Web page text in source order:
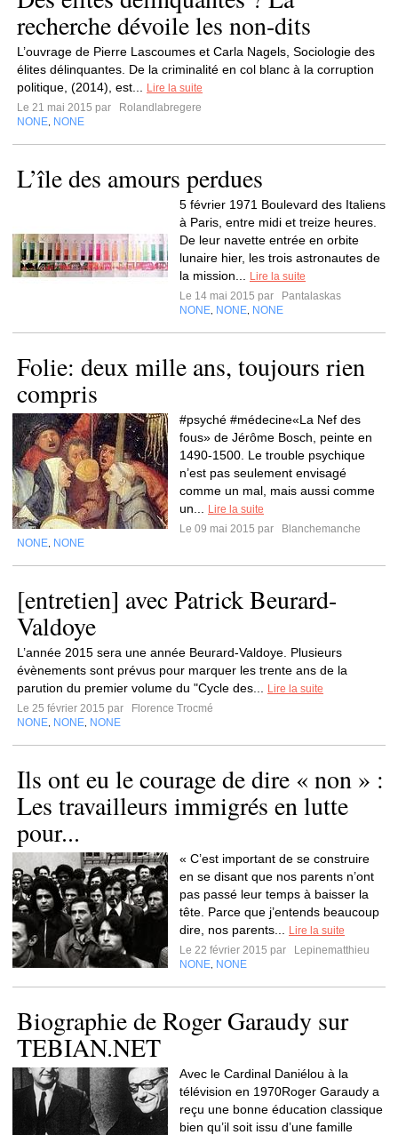
recherche dévoile les non-dits
L’ouvrage de Pierre Lascoumes et Carla Nagels, Sociologie des
élites délinquantes. De la criminalité en col blanc à la corruption
politique, (2014), est...
Lire la suite
Le 21 mai 2015 par
Rolandlabregere
NONE NONE
L’île des amours perdues
5 février 1971 Boulevard des Italiens
à Paris, entre midi et treize heures.
De leur navette entrée en orbite
lunaire hier, les trois astronautes de
la mission...
Lire la suite
Le 14 mai 2015 par
Pantalaskas
NONE NONE NONE
Folie: deux mille ans, toujours rien
compris
#psyché #médecine«La Nef des
fous» de Jérôme Bosch, peinte en
1490-1500. Le trouble psychique
n’est pas seulement envisagé
comme un mal, mais aussi comme
un...
Lire la suite
Le 09 mai 2015 par
Blanchemanche
NONE NONE
[entretien] avec Patrick Beurard-
Valdoye
L’année 2015 sera une année Beurard-Valdoye. Plusieurs
évènements sont prévus pour marquer les trente ans de la
parution du premier volume du "Cycle des...
Lire la suite
Le 25 février 2015 par
Florence Trocmé
NONE NONE NONE
Ils ont eu le courage de dire « non » :
Les travailleurs immigrés en lutte
pour...
« C’est important de se construire
en se disant que nos parents n’ont
pas passé leur temps à baisser la
tête. Parce que j’entends beaucoup
dire, nos parents...
Lire la suite
Le 22 février 2015 par
Lepinematthieu
NONE NONE
Biographie de Roger Garaudy sur
TEBIAN.NET
Avec le Cardinal Daniélou à la
télévision en 1970Roger Garaudy a
reçu une bonne éducation classique
bien qu’il soit issu d’une famille